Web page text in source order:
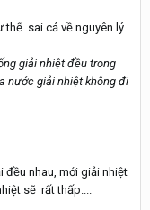
thế sai cả về nguyên lý
giải nhiệt đều trong
nước giải nhiệt không đi
nhau, mới giải nhiệt
sẽ rất thấp....